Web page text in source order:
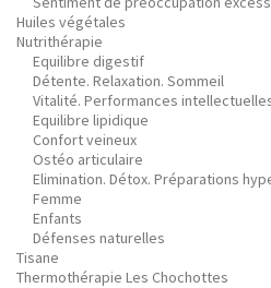
Huiles végétales
Nutrithérapie
Equilibre digestif
Détente. Relaxation. Sommeil
Vitalité. Performances
Equilibre lipidique
Confort veineux
Ostéo articulaire
Elimination. Détox. Préparations
Femme
Enfants
Défenses naturelles
Tisane
Thermothérapie Les Chochottes